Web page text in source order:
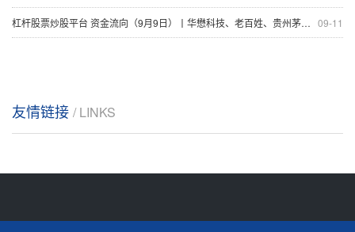
09-11
杠杆股票炒股平台 资金流向（9月9日）丨华懋科技、老百姓、贵州茅台获融资资金买入排名前三 买入金额均超3亿元
友情链接 / LINKS